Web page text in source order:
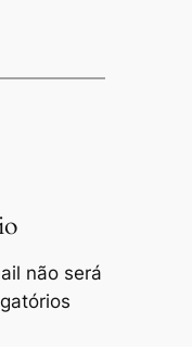
não será